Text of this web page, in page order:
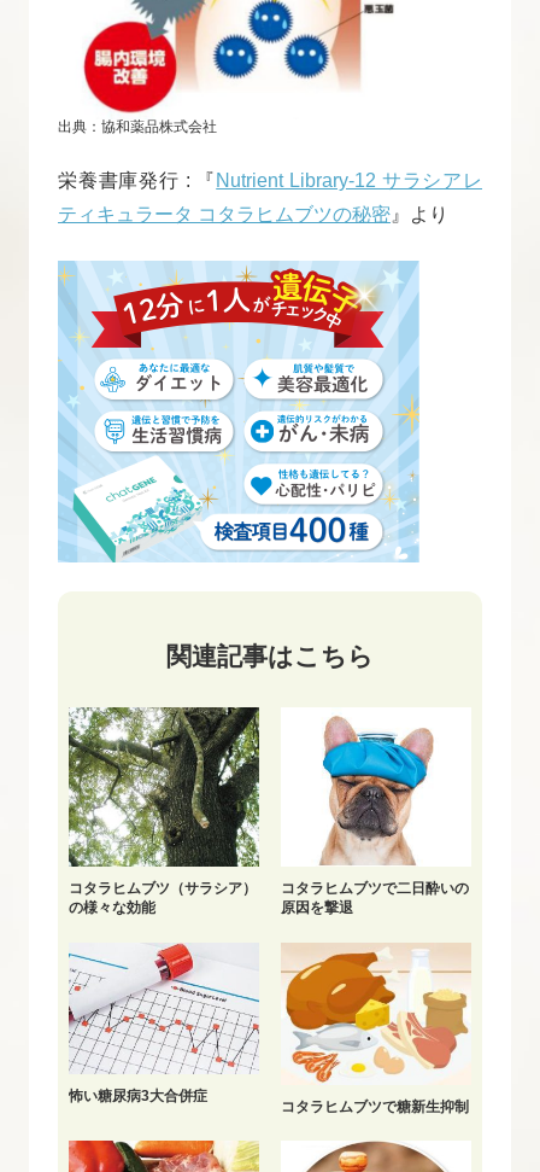
出典：協和薬品株式会社
栄養書庫発行 : 『 Nutrient Library-12 サラシアレ
ティキュラータ コタラヒムブツの秘密 』より
関連記事はこちら
コタラヒムブツ（サラシア）
の様々な効能
コタラヒムブツで二日酔いの
原因を撃退
怖い糖尿病3大合併症
コタラヒムブツで糖新生抑制